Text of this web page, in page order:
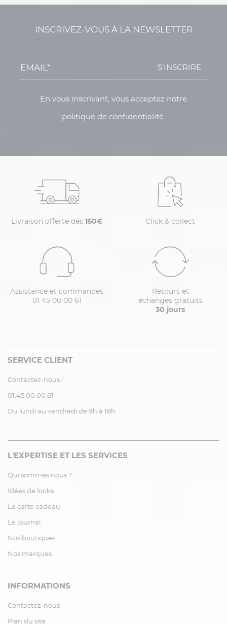
INSCRIVEZ-VOUS À LA NEWSLETTER
S'INSCRIRE
En vous inscrivant, vous acceptez notre
politique de confidentialité.
Livraison offerte dès 150€ Click & collect
Assistance et commandes
01 45 00 00 61
Retours et
échanges gratuits
30 jours
SERVICE CLIENT
Contactez-nous !
01.45.00.00.61
Du lundi au vendredi de 9h à 18h
L'EXPERTISE ET LES SERVICES
Qui sommes nous ?
Idées de looks
La carte cadeau
Le journal
Nos boutiques
Nos marques
INFORMATIONS
Contactez-nous
Plan du site